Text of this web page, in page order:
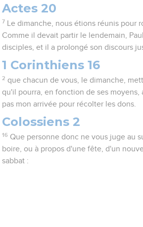
Actes 20
7
Le dimanche, nous étions réunis pour
Comme il devait partir le lendemain,
disciples, et il a prolongé son discours
1 Corinthiens 16
2 que chacun de vous, le dimanche,
qu'il pourra, en fonction de ses moyens,
pas mon arrivée pour récolter les dons.
Colossiens 2
16 Que personne donc ne vous juge au
boire, ou à propos d'une fête, d'un
sabbat :